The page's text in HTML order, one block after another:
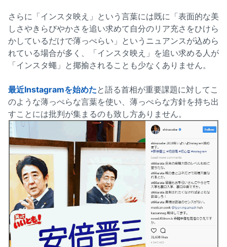
さらに「インスタ映え」という言葉には既に「表面的な美
しさやきらびやかさを追い求めて自分のリア充さをひけら
かしているだけで薄っぺらい」というニュアンスが込めら
れている場合が多く、「インスタ映え」を追い求める人が
「インスタ蠅」と揶揄されることも少なくありません。
最近Instagramを始めたと語る首相が重要課題に対してこ
のような薄っぺらな言葉を使い、薄っぺらな方針を持ち出
すことには批判が集まるのも致し方ありません。